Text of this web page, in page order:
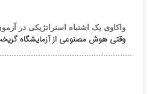
واکاوی یک اشتباه استراتژیکی در
وقتی هوش مصنوعی از آزمایشگاه